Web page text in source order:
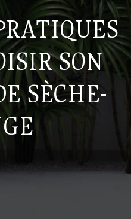
SON
SÈCHE-